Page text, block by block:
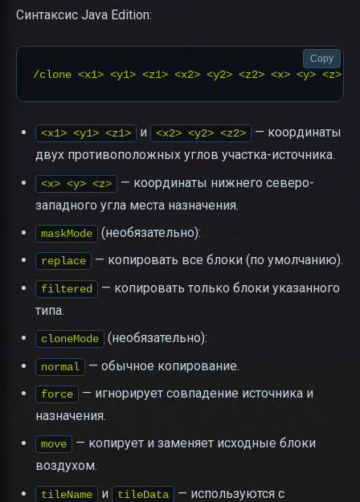
Синтаксис Java Edition:
Copy
<x1> <y1> <z1> и <x2> <y2> <z2>
— координаты
двух противоположных углов участка-источника.
<x> <y> <z>
— координаты нижнего северо-
западного угла места назначения.
maskMode (необязательно):
replace — копировать все блоки (по умолчанию).
filtered
— копировать только блоки указанного
типа.
cloneMode (необязательно):
normal — обычное копирование.
force
— игнорирует совпадение источника и
назначения.
move
— копирует и заменяет исходные блоки
воздухом.
tileName и tileData — используются с